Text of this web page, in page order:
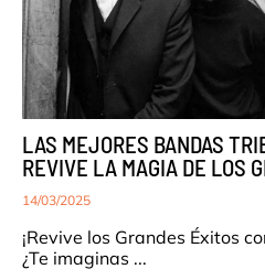
LAS MEJORES BANDAS
REVIVE LA MAGIA DE LOS
14/03/2025
¡Revive los Grandes Éxitos
¿Te imaginas ...